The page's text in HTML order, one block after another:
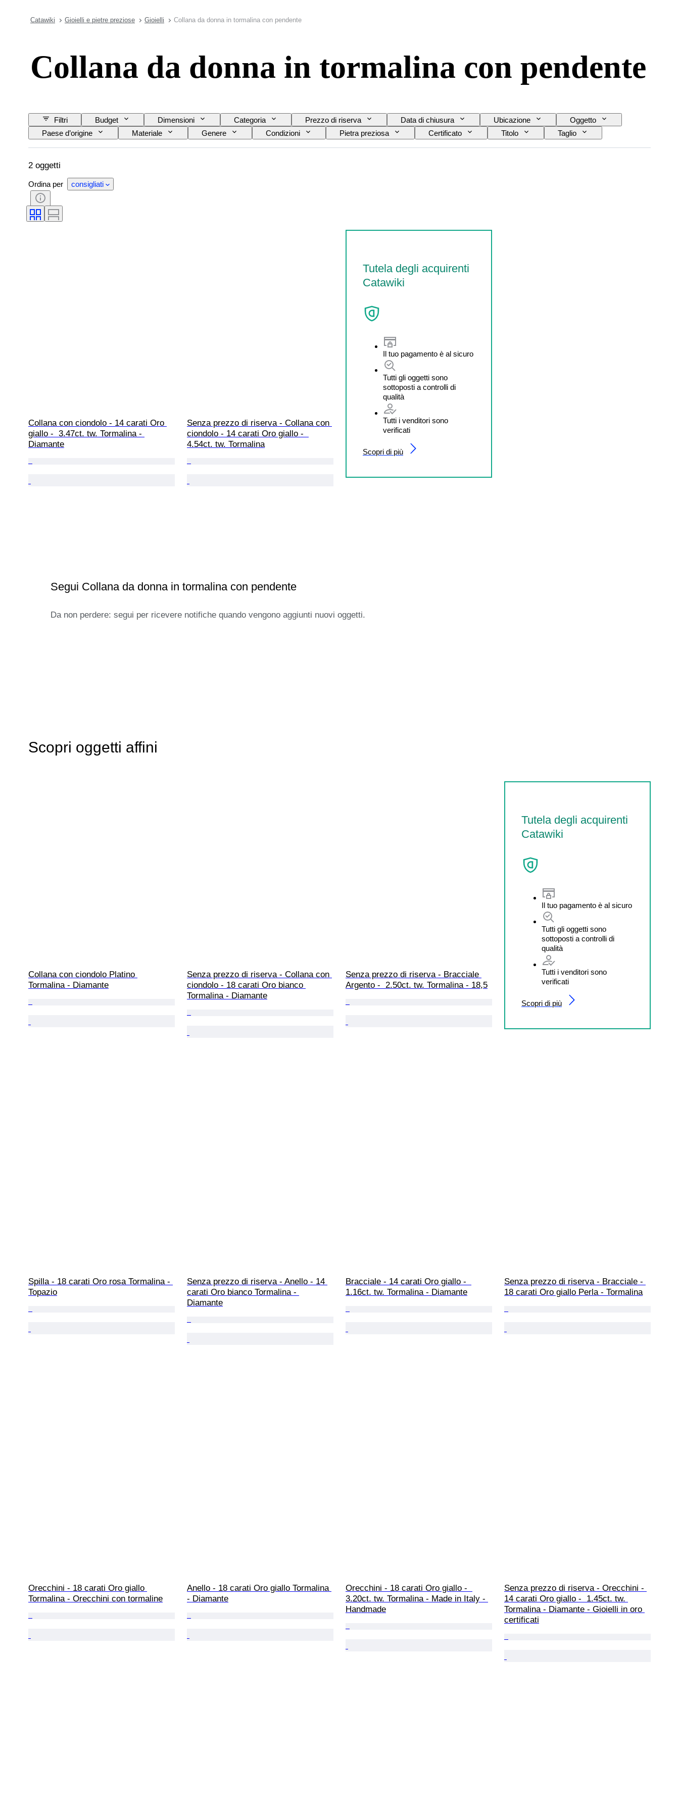
Catawiki Gioielli e pietre preziose Gioielli Collana da donna in tormalina con pendente
Collana da donna in tormalina con pendente
Filtri Budget Dimensioni Categoria Prezzo di riserva Data di chiusura Ubicazione
Oggetto
Paese d’origine
Materiale Genere Condizioni Pietra preziosa Certificato Titolo
Taglio
Purezza
Gamma di colore Colore esatto Lucentezza della perla Trasparenza della pietra preziosa
Epoca
2 oggetti
Ordina per consigliati
Collana con ciondolo - 14 carati Oro
giallo -  3.47ct. tw. Tormalina -
Diamante
Senza prezzo di riserva - Collana con
ciondolo - 14 carati Oro giallo -
4.54ct. tw. Tormalina
Tutela degli acquirenti
Catawiki
Il tuo pagamento è al sicuro
Tutti gli oggetti sono
sottoposti a controlli di
qualità
Tutti i venditori sono
verificati
Scopri di più
Segui Collana da donna in tormalina con pendente
Da non perdere: segui per ricevere notifiche quando vengono aggiunti nuovi oggetti.
Scopri oggetti affini
Tutela degli acquirenti
Catawiki
Il tuo pagamento è al sicuro
Tutti gli oggetti sono
sottoposti a controlli di
qualità
Tutti i venditori sono
verificati
Scopri di più
Collana con ciondolo Platino
Tormalina - Diamante
Senza prezzo di riserva - Collana con
ciondolo - 18 carati Oro bianco
Tormalina - Diamante
Senza prezzo di riserva - Bracciale
Argento -  2.50ct. tw. Tormalina - 18,5
Spilla - 18 carati Oro rosa Tormalina -
Topazio
Senza prezzo di riserva - Anello - 14
carati Oro bianco Tormalina -
Diamante
Bracciale - 14 carati Oro giallo -
1.16ct. tw. Tormalina - Diamante
Senza prezzo di riserva - Bracciale -
18 carati Oro giallo Perla - Tormalina
Orecchini - 18 carati Oro giallo
Tormalina - Orecchini con tormaline
Anello - 18 carati Oro giallo Tormalina
- Diamante
Orecchini - 18 carati Oro giallo -
3.20ct. tw. Tormalina - Made in Italy -
Handmade
Senza prezzo di riserva - Orecchini -
14 carati Oro giallo -  1.45ct. tw.
Tormalina - Diamante - Gioielli in oro
certificati